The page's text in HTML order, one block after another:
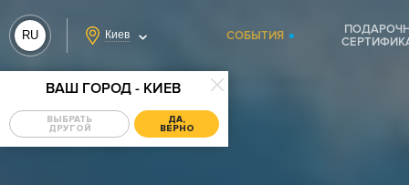
RU Киев
ВАШ ГОРОД - КИЕВ
ВЫБРАТЬ
ДРУГОЙ
ДА,
ВЕРНО
СОБЫТИЯ